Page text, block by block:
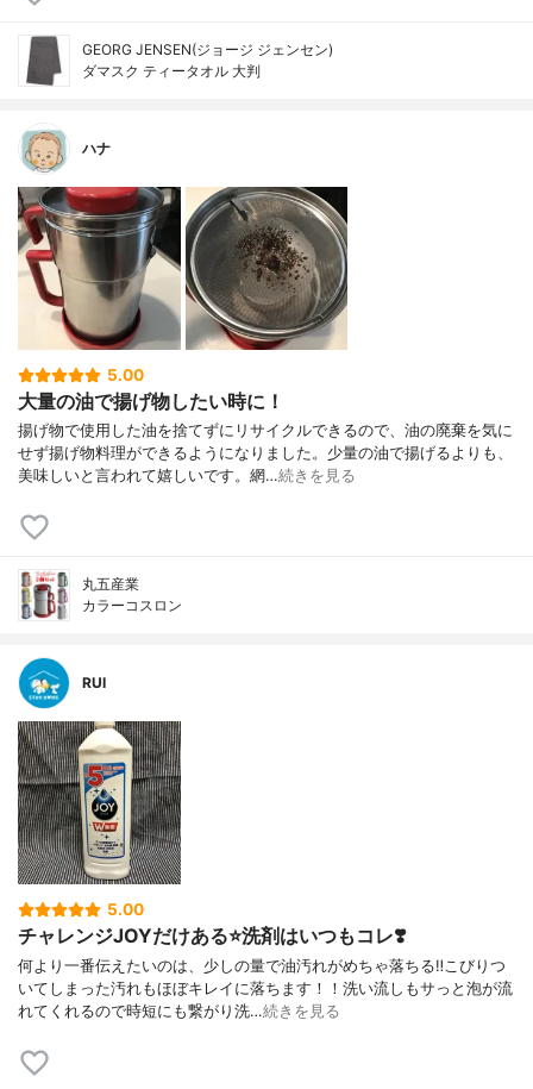
GEORG JENSEN(ジョージ ジェンセン)
ダマスク ティータオル 大判
ハナ
5.00
大量の油で揚げ物したい時に！
揚げ物で使用した油を捨てずにリサイクルできるので、油の廃棄を気に
せず揚げ物料理ができるようになりました。少量の油で揚げるよりも、
美味しいと言われて嬉しいです。網…続きを見る
丸五産業
カラーコスロン
RUI
5.00
チャレンジJOYだけある⭐️洗剤はいつもコレ❣️
何より一番伝えたいのは、少しの量で油汚れがめちゃ落ちる‼️こびりつ
いてしまった汚れもほぼキレイに落ちます！！洗い流しもサっと泡が流
れてくれるので時短にも繋がり洗…続きを見る